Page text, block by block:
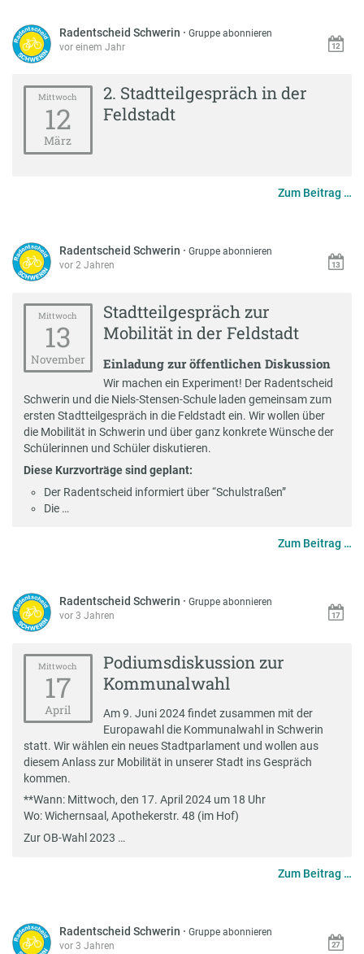
Radentscheid Schwerin ·Gruppe abonnieren
vor einem Jahr
Mittwoch
12
März
2. Stadtteilgespräch in der
Feldstadt
Zum Beitrag …
Radentscheid Schwerin ·Gruppe abonnieren
vor 2 Jahren
Mittwoch
13
November
Stadtteilgespräch zur
Mobilität in der Feldstadt
Einladung zur öffentlichen Diskussion
Wir machen ein Experiment! Der Radentscheid
Schwerin und die Niels-Stensen-Schule laden gemeinsam zum
ersten Stadtteilgespräch in die Feldstadt ein. Wir wollen über
die Mobilität in Schwerin und über ganz konkrete Wünsche der
Schülerinnen und Schüler diskutieren.
Diese Kurzvorträge sind geplant:
Der Radentscheid informiert über “Schulstraßen”
Die …
Zum Beitrag …
Radentscheid Schwerin ·Gruppe abonnieren
vor 3 Jahren
Mittwoch
17
April
Podiumsdiskussion zur
Kommunalwahl
Am 9. Juni 2024 findet zusammen mit der
Europawahl die Kommunalwahl in Schwerin
statt. Wir wählen ein neues Stadtparlament und wollen aus
diesem Anlass zur Mobilität in unserer Stadt ins Gespräch
kommen.
**Wann: Mittwoch, den 17. April 2024 um 18 Uhr
Wo: Wichernsaal, Apothekerstr. 48 (im Hof)
Zur OB-Wahl 2023 …
Zum Beitrag …
Radentscheid Schwerin ·Gruppe abonnieren
vor 3 Jahren